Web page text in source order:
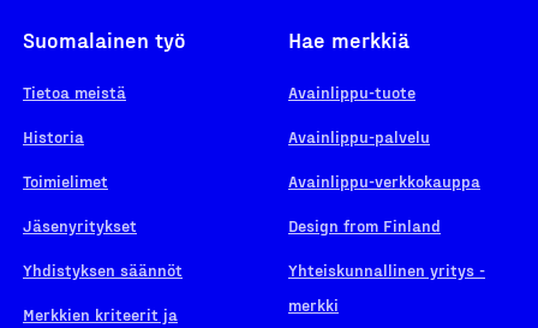
Suomalainen työ
Tietoa meistä
Historia
Toimielimet
Jäsenyritykset
Yhdistyksen säännöt
Merkkien kriteerit ja
Hae merkkiä
Avainlippu-tuote
Avainlippu-palvelu
Avainlippu-verkkokauppa
Design from Finland
Yhteiskunnallinen yritys -
merkki